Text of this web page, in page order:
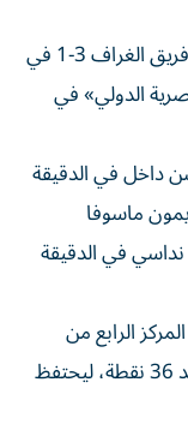
وحقق فريق الطلبة فوزاً كبيراً على مضيفه فريق الغراف 3-1 في
الدولي» في
داخل في الدقيقة
ماسوفا
28 و85، ودنيس نداسي في الدقيقة
ليستعيد المركز الرابع من
فريق الزوراء، بينما توقف رصيد الغراف عند 36 نقطة، ليحتفظ